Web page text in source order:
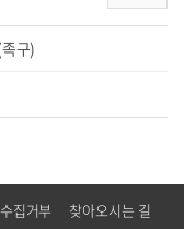
구)
집거부 찾아오시는 길